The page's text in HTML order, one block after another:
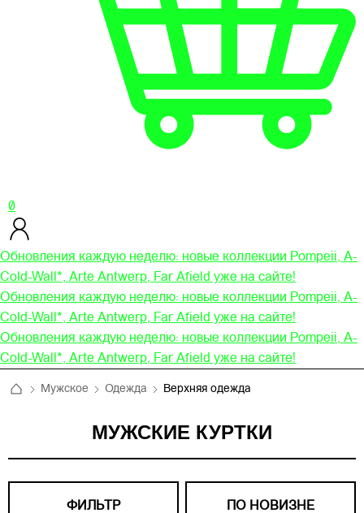
0
Обновления каждую неделю: новые коллекции Pompeii, A-
Cold-Wall*, Arte Antwerp, Far Afield уже на сайте!
Обновления каждую неделю: новые коллекции Pompeii, A-
Cold-Wall*, Arte Antwerp, Far Afield уже на сайте!
Обновления каждую неделю: новые коллекции Pompeii, A-
Cold-Wall*, Arte Antwerp, Far Afield уже на сайте!
Мужское Одежда Верхняя одежда
МУЖСКИЕ КУРТКИ
ФИЛЬТР ПО НОВИЗНЕ